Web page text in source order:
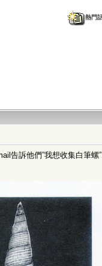
熱門
告訴他們”我想收集白筆螺